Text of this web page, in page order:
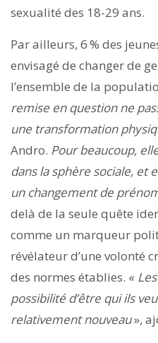
sexualité des 18-29 ans.
Par ailleurs, 6 % des
envisagé de changer de
l’ensemble de la
remise en question ne
une transformation
Andro. Pour beaucoup,
dans la sphère sociale, et
un changement de
delà de la seule quête
comme un marqueur
révélateur d’une volonté
des normes établies. «
possibilité d’être qui ils
relativement nouveau»,